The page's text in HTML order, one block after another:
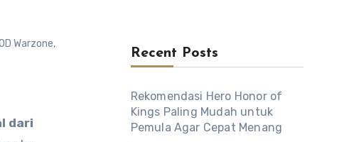
Warzone,
dari
Recent Posts
Rekomendasi Hero Honor of
Kings Paling Mudah untuk
Pemula Agar Cepat Menang